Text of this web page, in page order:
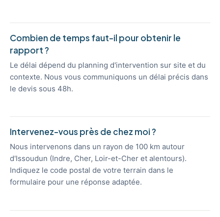
Combien de temps faut-il pour obtenir le
rapport ?
Le délai dépend du planning d'intervention sur site et du
contexte. Nous vous communiquons un délai précis dans
le devis sous 48h.
Intervenez-vous près de chez moi ?
Nous intervenons dans un rayon de 100 km autour
d'Issoudun (Indre, Cher, Loir-et-Cher et alentours).
Indiquez le code postal de votre terrain dans le
formulaire pour une réponse adaptée.